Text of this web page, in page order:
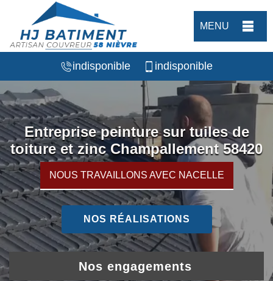
MENU
indisponible indisponible
Entreprise peinture sur tuiles de
toiture et zinc Champallement 58420
NOUS TRAVAILLONS AVEC NACELLE
NOS RÉALISATIONS
Nos engagements